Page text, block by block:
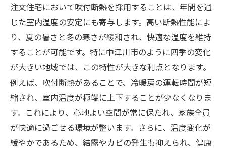
注文住宅において吹付断熱を採用することは、年間を通
じた室内温度の安定にも寄与します。高い断熱性能によ
り、夏の暑さと冬の寒さが緩和され、快適な温度を維持
することが可能です。特に中津川市のように四季の変化
が大きい地域では、この特性が大きな利点となります。
例えば、吹付断熱があることで、冷暖房の運転時間が短
縮され、室内温度が極端に上下することが少なくなりま
す。これにより、心地よい空間が常に保たれ、家族全員
が快適に過ごせる環境が整います。さらに、温度変化が
緩やかであるため、結露やカビの発生も抑えられ、健康